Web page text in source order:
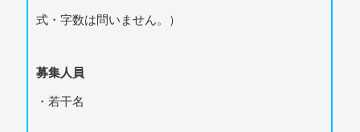
式・字数は問いません。）
募集人員
・若干名